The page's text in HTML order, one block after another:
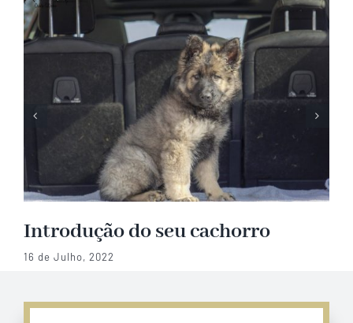
Introdução do seu cachorro
16 de Julho, 2022